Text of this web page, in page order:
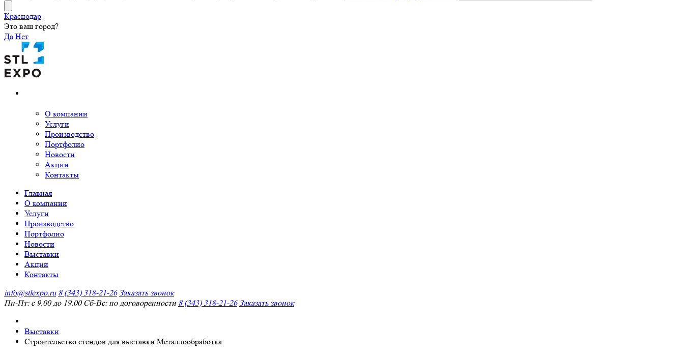
Краснодар
Это ваш город?
Да Нет
О компании
Услуги
Производство
Портфолио
Новости
Акции
Контакты
Главная
О компании
Услуги
Производство
Портфолио
Новости
Выставки
Акции
Контакты
info@stlexpo.ru 8 (343) 318-21-26 Заказать звонок
Пн-Пт: с 9.00 до 19.00 Сб-Вс: по договоренности 8 (343) 318-21-26 Заказать звонок
Выставки
Строительство стендов для выставки Металлообработка